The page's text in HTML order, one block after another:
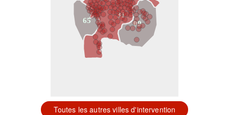
31
09
65
Toutes les autres villes d'intervention